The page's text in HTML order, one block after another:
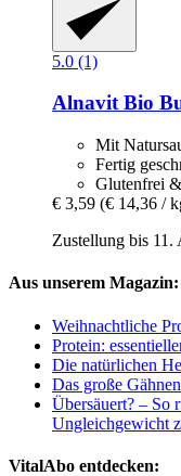
5.0 (1)
AlnavitBio
Mit
Fertig
Glutenfrei
€ 3,59 (€ 14,36 /
Zustellung bis 11.
Aus unserem Magazin:
Weihnachtliche
Protein:
Die natürlichen
Das große Gähnen
Übersäuert? – So
Ungleichgewicht
VitalAbo entdecken: